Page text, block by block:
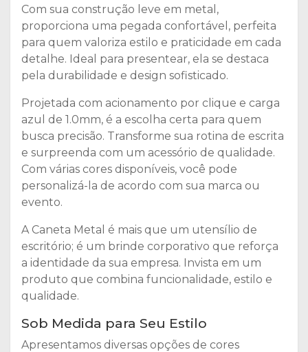
Com sua construção leve em metal,
proporciona uma pegada confortável, perfeita
para quem valoriza estilo e praticidade em cada
detalhe. Ideal para presentear, ela se destaca
pela durabilidade e design sofisticado.
Projetada com acionamento por clique e carga
azul de 1.0mm, é a escolha certa para quem
busca precisão. Transforme sua rotina de escrita
e surpreenda com um acessório de qualidade.
Com várias cores disponíveis, você pode
personalizá-la de acordo com sua marca ou
evento.
A Caneta Metal é mais que um utensílio de
escritório; é um brinde corporativo que reforça
a identidade da sua empresa. Invista em um
produto que combina funcionalidade, estilo e
qualidade.
Sob Medida para Seu Estilo
Apresentamos diversas opções de cores